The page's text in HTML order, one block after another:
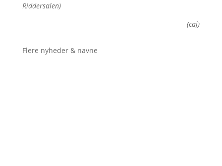
Riddersalen)
(caj)
Flere nyheder & navne